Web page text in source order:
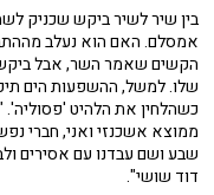
בין שיר לשיר ביקש שכניק
אמסלם. האם הוא נעלב
הקשים שאמר השר, אבל ביקש
כשהלחין את הלהיט
ממוצא אשכנזי ואני, חברי
שבע ושם עבדנו עם אסירים
דוד שושי".